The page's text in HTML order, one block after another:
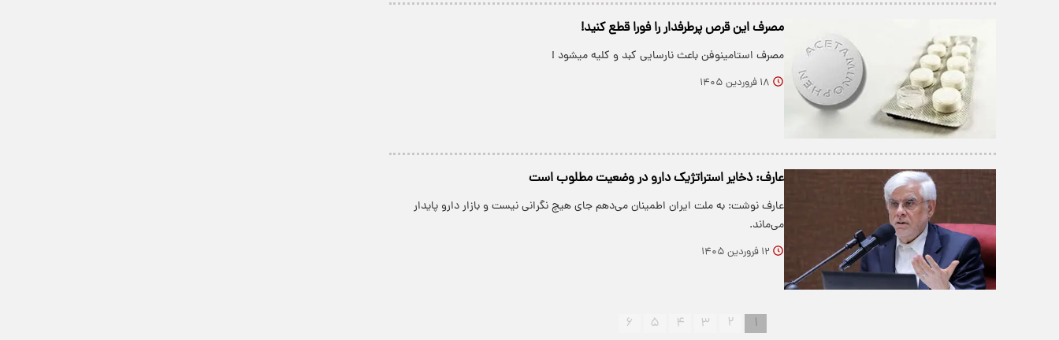
مصرف این قرص پرطرفدار را فورا قطع کنید!
مصرف استامینوفن باعث نارسایی کبد و کلیه میشود !
۱۸ فروردین ۱۴۰۵
عارف: ذخایر استراتژیک دارو در وضعیت مطلوب است
عارف نوشت: به ملت ایران اطمینان می‌دهم جای هیچ نگرانی نیست و بازار دارو پایدار
می‌ماند.
۱۲ فروردین ۱۴۰۵
۱ ۲ ۳ ۴ ۵ ۶